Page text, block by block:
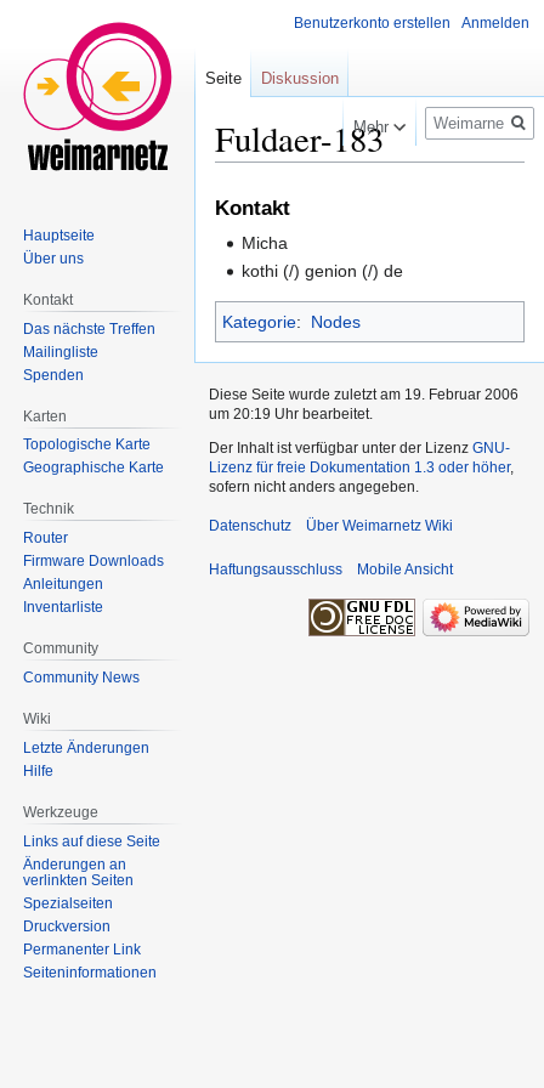
Fuldaer-183
Navigation
springen
Suche
springen
Kontakt
Micha
kothi (/) genion (/) de
Kategorie: Nodes
Benutzerkonto erstellen Anmelden
Seite Diskussion
Mehr
Suche
Hauptseite
Über uns
Kontakt
Das nächste Treffen
Mailingliste
Spenden
Karten
Topologische Karte
Geographische Karte
Technik
Router
Firmware Downloads
Anleitungen
Inventarliste
Community
Community News
Wiki
Letzte Änderungen
Hilfe
Werkzeuge
Links auf diese Seite
Änderungen an
verlinkten Seiten
Spezialseiten
Druckversion
Permanenter Link
Seiten­informationen
Diese Seite wurde zuletzt am 19. Februar 2006
um 20:19 Uhr bearbeitet.
Der Inhalt ist verfügbar unter der Lizenz GNU-
Lizenz für freie Dokumentation 1.3 oder höher,
sofern nicht anders angegeben.
Datenschutz Über Weimarnetz Wiki
Haftungsausschluss Mobile Ansicht